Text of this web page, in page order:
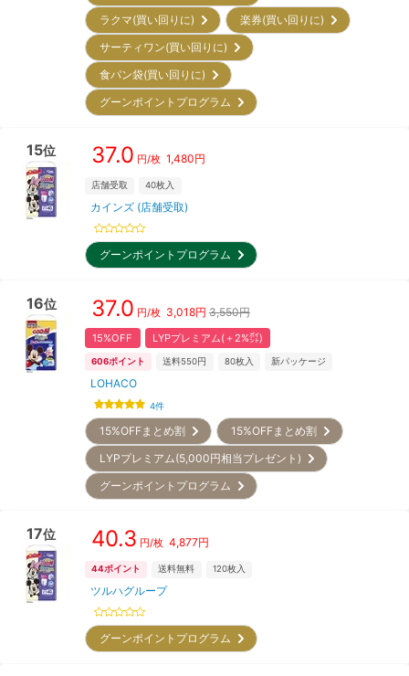
ラクマ(買い回りに)
楽券(買い回りに)
サーティワン(買い回りに)
食パン袋(買い回りに)
グーンポイントプログラム
15位 37.0 円/枚 1,480円
店舗受取 40枚入
カインズ (店舗受取)
グーンポイントプログラム
16位 37.0 円/枚 3,018円 3,550円
15%OFF LYPプレミアム(＋2%㌽)
606ポイント 送料550円 80枚入 新パッケージ
LOHACO
4件
15%OFFまとめ割
15%OFFまとめ割
LYPプレミアム(5,000円相当プレゼント)
グーンポイントプログラム
17位 40.3 円/枚 4,877円
44ポイント 送料無料 120枚入
ツルハグループ
グーンポイントプログラム